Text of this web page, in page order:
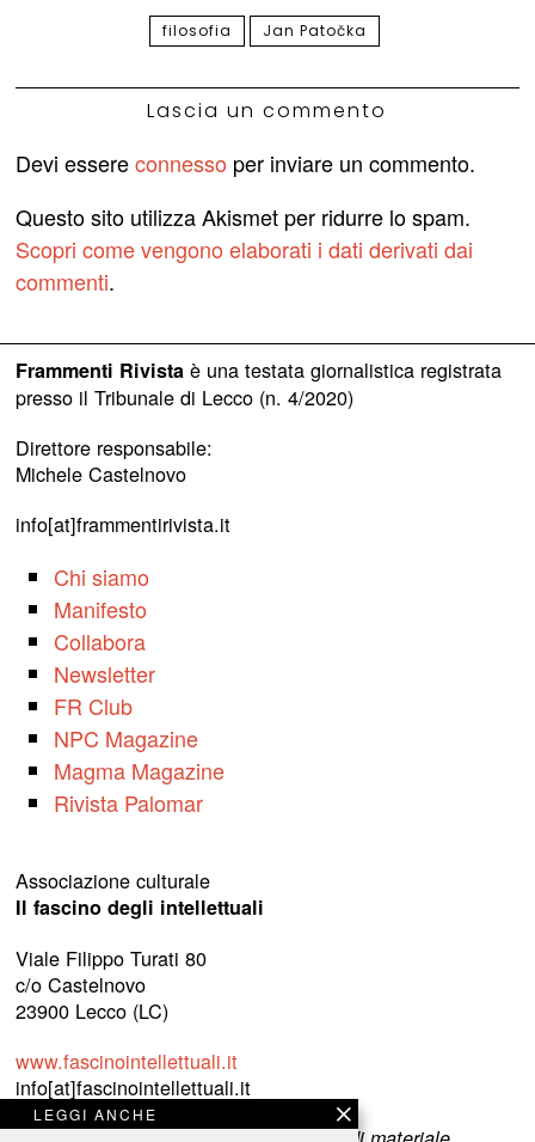
filosofia Jan Patočka
Lascia un commento
Devi essereconnesso per inviare un commento.
Questo sito utilizza Akismet per ridurre lo spam.
Scopri come vengono elaborati i dati derivati dai
commenti.
Frammenti Rivistaè una testata giornalistica registrata
presso il Tribunale di Lecco (n. 4/2020)
Direttore responsabile:
Michele Castelnovo
info[at]frammentirivista.it
Chi siamo
Manifesto
Collabora
Newsletter
FR Club
NPC Magazine
Magma Magazine
Rivista Palomar
Associazione culturale
Il fascino degli intellettuali
Viale Filippo Turati 80
c/o Castelnovo
23900 Lecco (LC)
www.fascinointellettuali.it
info[at]fascinointellettuali.it
LEGGI ANCHE